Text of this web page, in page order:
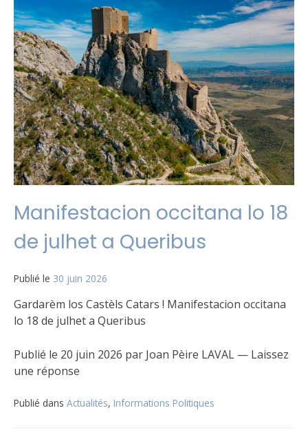
Manifestacion occitana lo 18
de julhet a Queribus
Publié le 30 juin 2026
Gardarèm los Castèls Catars ! Manifestacion occitana
lo 18 de julhet a Queribus
Publié le 20 juin 2026 par Joan Pèire LAVAL — Laissez
une réponse
Publié dans Actualités, Informations Politiques